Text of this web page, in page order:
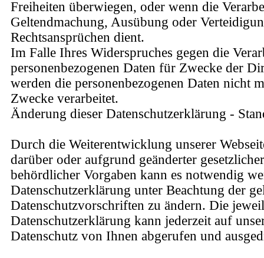
Freiheiten überwiegen, oder wenn die
Geltendmachung, Ausübung oder
Rechtsansprüchen dient.
Im Falle Ihres Widerspruches gegen die
personenbezogenen Daten für Zwecke der
werden die personenbezogenen Daten nicht
Zwecke verarbeitet.
Änderung dieser Datenschutzerklärung -
Durch die Weiterentwicklung unserer
darüber oder aufgrund geänderter
behördlicher Vorgaben kann es notwendig
Datenschutzerklärung unter Beachtung der
Datenschutzvorschriften zu ändern. Die
Datenschutzerklärung kann jederzeit auf
Datenschutz von Ihnen abgerufen und